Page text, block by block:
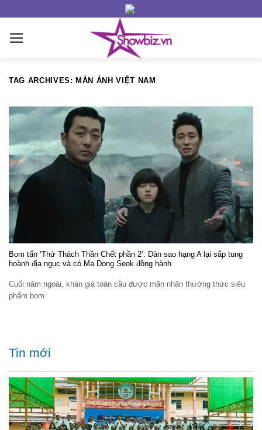
content
TAG ARCHIVES: MÀN ẢNH VIỆT NAM
Bom tấn ‘Thử Thách Thần Chết phần 2’: Dàn sao hạng A lại sắp tung
hoành địa ngục và có Ma Dong Seok đồng hành
Cuối năm ngoái, khán giả toàn cầu được mãn nhãn thưởng thức siêu
phẩm bom
Tin mới